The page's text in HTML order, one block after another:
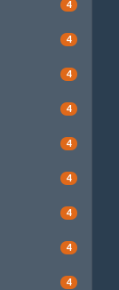
4
4
4
4
4
4
4
4
4